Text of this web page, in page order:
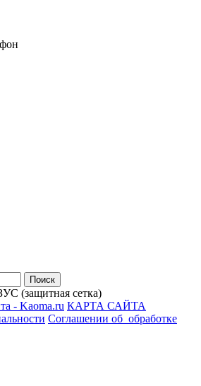
(защитная сетка)
- Kaoma.ru КАРТА САЙТА
Соглашении об обработке